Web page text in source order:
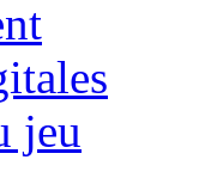
jeu